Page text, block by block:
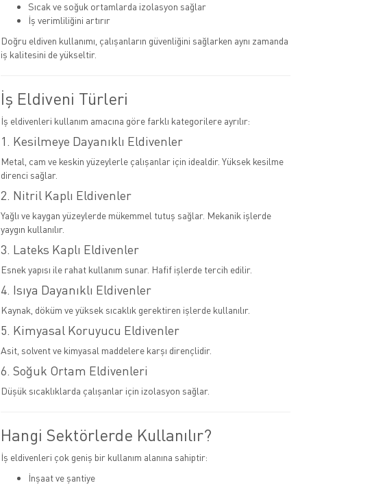
Sıcak ve soğuk ortamlarda izolasyon sağlar
İş verimliliğini artırır
Doğru eldiven kullanımı, çalışanların güvenliğini sağlarken aynı zamanda
iş kalitesini de yükseltir.
İş Eldiveni Türleri
İş eldivenleri kullanım amacına göre farklı kategorilere ayrılır:
1. Kesilmeye Dayanıklı Eldivenler
Metal, cam ve keskin yüzeylerle çalışanlar için idealdir. Yüksek kesilme
direnci sağlar.
2. Nitril Kaplı Eldivenler
Yağlı ve kaygan yüzeylerde mükemmel tutuş sağlar. Mekanik işlerde
yaygın kullanılır.
3. Lateks Kaplı Eldivenler
Esnek yapısı ile rahat kullanım sunar. Hafif işlerde tercih edilir.
4. Isıya Dayanıklı Eldivenler
Kaynak, döküm ve yüksek sıcaklık gerektiren işlerde kullanılır.
5. Kimyasal Koruyucu Eldivenler
Asit, solvent ve kimyasal maddelere karşı dirençlidir.
6. Soğuk Ortam Eldivenleri
Düşük sıcaklıklarda çalışanlar için izolasyon sağlar.
Hangi Sektörlerde Kullanılır?
İş eldivenleri çok geniş bir kullanım alanına sahiptir:
İnşaat ve şantiye